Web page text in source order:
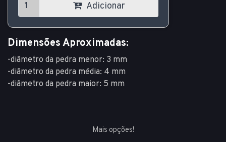
Adicionar
Dimensões Aproximadas:
-diâmetro da pedra menor: 3 mm
-diâmetro da pedra média: 4 mm
-diâmetro da pedra maior: 5 mm
Mais opções!